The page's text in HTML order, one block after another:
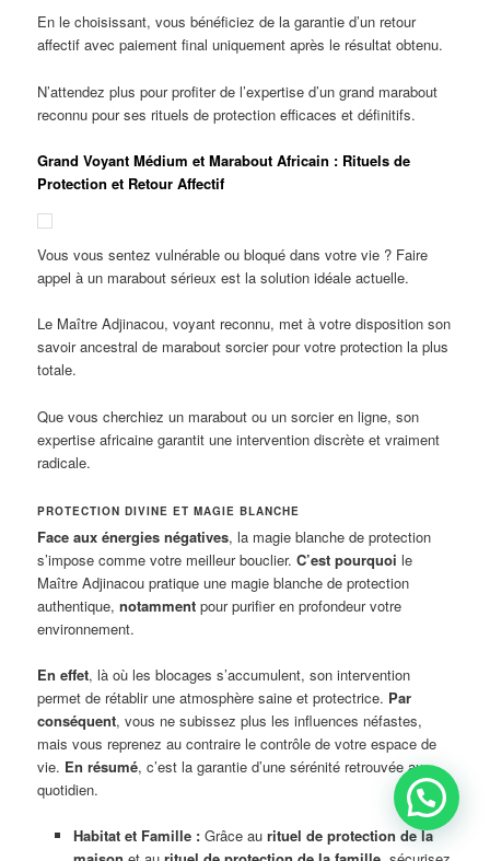
En le choisissant, vous bénéficiez de la garantie d’un retour
affectif avec paiement final uniquement après le résultat obtenu.
N’attendez plus pour profiter de l’expertise d’un grand marabout
reconnu pour ses rituels de protection efficaces et définitifs.
Grand Voyant Médium et Marabout Africain : Rituels de
Protection et Retour Affectif
Vous vous sentez vulnérable ou bloqué dans votre vie ? Faire
appel à un marabout sérieux est la solution idéale actuelle.
Le Maître Adjinacou, voyant reconnu, met à votre disposition son
savoir ancestral de marabout sorcier pour votre protection la plus
totale.
Que vous cherchiez un marabout ou un sorcier en ligne, son
expertise africaine garantit une intervention discrète et vraiment
radicale.
PROTECTION DIVINE ET MAGIE BLANCHE
Face aux énergies négatives, la magie blanche de protection
s’impose comme votre meilleur bouclier.C’est pourquoi le
Maître Adjinacou pratique une magie blanche de protection
authentique,notamment pour purifier en profondeur votre
environnement.
En effet, là où les blocages s’accumulent, son intervention
permet de rétablir une atmosphère saine et protectrice. Par
conséquent, vous ne subissez plus les influences néfastes,
mais vous reprenez au contraire le contrôle de votre espace de
vie. En résumé, c’est la garantie d’une sérénité retrouvée au
quotidien.
Habitat et Famille :Grâce au rituel de protection de la